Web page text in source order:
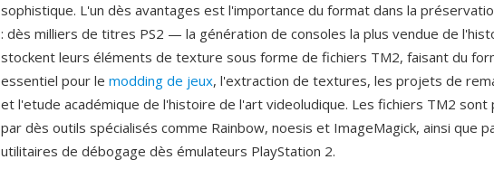
sophistique. L'un dès avantages est l'importance du format dans la
: dès milliers de titres PS2 — la génération de consoles la plus vendue de
stockent leurs éléments de texture sous forme de fichiers TM2, faisant du
essentiel pour le modding de jeux, l'extraction de textures, les projets de
et l'etude académique de l'histoire de l'art videoludique. Les fichiers TM2 sont
par dès outils spécialisés comme Rainbow, noesis et ImageMagick, ainsi que
utilitaires de débogage dès émulateurs PlayStation 2.